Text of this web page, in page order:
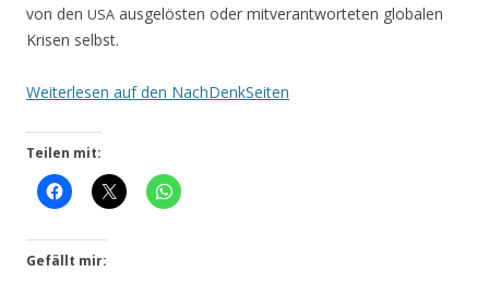
von den USA aus­ge­lös­ten oder mit­ver­ant­wor­te­ten glo­ba­len
Kri­sen selbst.
Wei­ter­le­sen auf den NachDenkSeiten
Teilen mit:
Gefällt mir: